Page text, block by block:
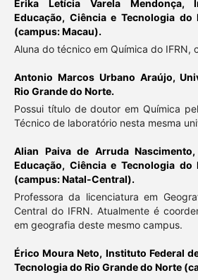
Erika Letícia Varela Mendonça,
Educação, Ciência e Tecnologia do
(campus: Macau).
Aluna do técnico em Química do IFRN,
Antonio Marcos Urbano Araújo,
Rio Grande do Norte.
Possui título de doutor em Química
Técnico de laboratório nesta mesma
Alian Paiva de Arruda Nascimento,
Educação, Ciência e Tecnologia do
(campus: Natal-Central).
Professora da licenciatura em
Central do IFRN. Atualmente é
em geografia deste mesmo campus.
Érico Moura Neto, Instituto Federal
Tecnologia do Rio Grande do Norte